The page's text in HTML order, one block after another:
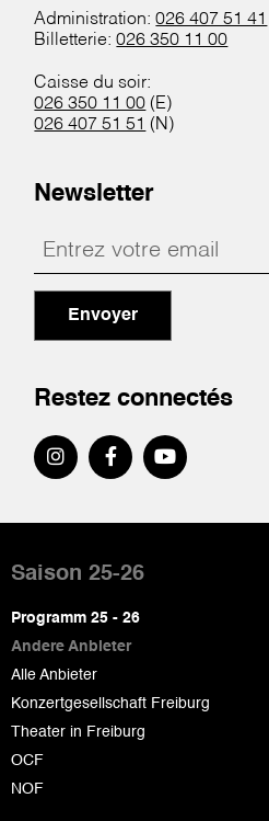
Administration:026 407 51 41
Billetterie:026 350 11 00
Caisse du soir:
026 350 11 00 (E)
026 407 51 51 (N)
Newsletter
Envoyer
Restez connectés
de
page
Saison 25-26
Programm 25 - 26
Andere Anbieter
Alle Anbieter
Konzertgesellschaft Freiburg
Theater in Freiburg
OCF
NOF